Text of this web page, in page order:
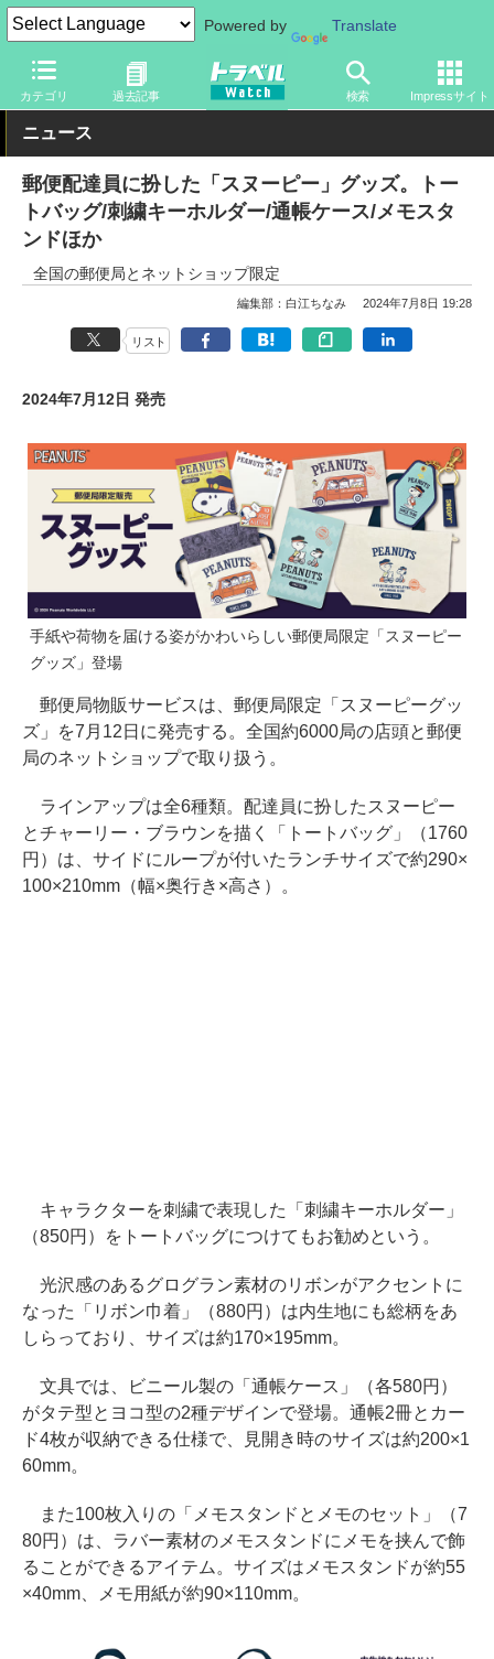
Powered by Translate
カテゴリ 過去記事 検索 Impressサイト
トラベル Watch 旅のアイテム 旅行グッズ キャラクター
ニュース
郵便配達員に扮した「スヌーピー」グッズ。トー
トバッグ/刺繍キーホルダー/通帳ケース/メモスタ
ンドほか
全国の郵便局とネットショップ限定
編集部：白江ちなみ 2024年7月8日 19:28
リスト
2024年7月12日 発売
手紙や荷物を届ける姿がかわいらしい郵便局限定「スヌーピー
グッズ」登場
郵便局物販サービスは、郵便局限定「スヌーピーグッ
ズ」を7月12日に発売する。全国約6000局の店頭と郵便
局のネットショップで取り扱う。
ラインアップは全6種類。配達員に扮したスヌーピー
とチャーリー・ブラウンを描く「トートバッグ」（1760
円）は、サイドにループが付いたランチサイズで約290×
100×210mm（幅×奥行き×高さ）。
キャラクターを刺繍で表現した「刺繍キーホルダー」
（850円）をトートバッグにつけてもお勧めという。
光沢感のあるグログラン素材のリボンがアクセントに
なった「リボン巾着」（880円）は内生地にも総柄をあ
しらっており、サイズは約170×195mm。
文具では、ビニール製の「通帳ケース」（各580円）
がタテ型とヨコ型の2種デザインで登場。通帳2冊とカー
ド4枚が収納できる仕様で、見開き時のサイズは約200×1
60mm。
また100枚入りの「メモスタンドとメモのセット」（7
80円）は、ラバー素材のメモスタンドにメモを挟んで飾
ることができるアイテム。サイズはメモスタンドが約55
×40mm、メモ用紙が約90×110mm。